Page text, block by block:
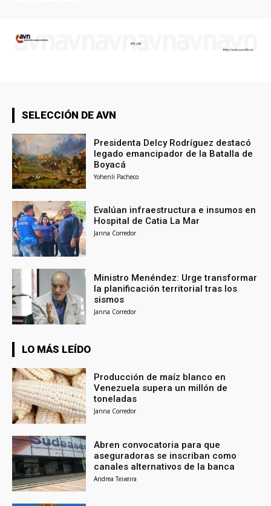
SELECCIÓN DE AVN
Presidenta Delcy Rodríguez destacó
legado emancipador de la Batalla de
Boyacá
Yohenli Pacheco
Evalúan infraestructura e insumos en
Hospital de Catia La Mar
Janna Corredor
Ministro Menéndez: Urge transformar
la planificación territorial tras los
sismos
Janna Corredor
LO MÁS LEÍDO
Producción de maíz blanco en
Venezuela supera un millón de
toneladas
Janna Corredor
Abren convocatoria para que
aseguradoras se inscriban como
canales alternativos de la banca
Andrea Teixeira